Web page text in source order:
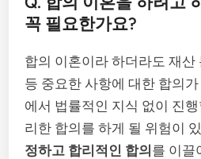
꼭 필요한가요?
합의 이혼이라 하더라도 재산
등 중요한 사항에 대한 합의
에서 법률적인 지식 없이 진
리한 합의를 하게 될 위험이
정하고 합리적인 합의를 이끌